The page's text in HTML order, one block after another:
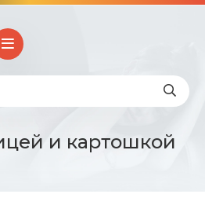
и картошкой